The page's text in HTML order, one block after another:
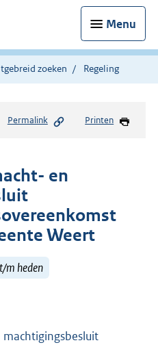
Menu
zoeken Regeling
Permalink Printen
en
Weert
m heden